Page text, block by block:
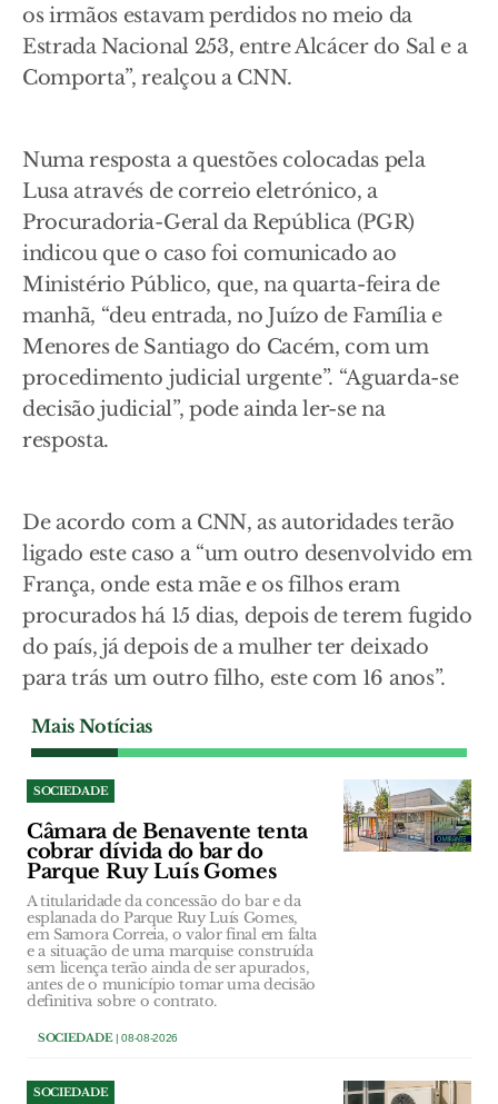
os irmãos estavam perdidos no meio da
Estrada Nacional 253, entre Alcácer do Sal e a
Comporta”, realçou a CNN.
Numa resposta a questões colocadas pela
Lusa através de correio eletrónico, a
Procuradoria-Geral da República (PGR)
indicou que o caso foi comunicado ao
Ministério Público, que, na quarta-feira de
manhã, “deu entrada, no Juízo de Família e
Menores de Santiago do Cacém, com um
procedimento judicial urgente”. “Aguarda-se
decisão judicial”, pode ainda ler-se na
resposta.
De acordo com a CNN, as autoridades terão
ligado este caso a “um outro desenvolvido em
França, onde esta mãe e os filhos eram
procurados há 15 dias, depois de terem fugido
do país, já depois de a mulher ter deixado
para trás um outro filho, este com 16 anos”.
Mais Notícias
SOCIEDADE
Câmara de Benavente tenta
cobrar dívida do bar do
Parque Ruy Luís Gomes
A titularidade da concessão do bar e da
esplanada do Parque Ruy Luís Gomes,
em Samora Correia, o valor final em falta
e a situação de uma marquise construída
sem licença terão ainda de ser apurados,
antes de o município tomar uma decisão
definitiva sobre o contrato.
SOCIEDADE| 08-08-2026
SOCIEDADE